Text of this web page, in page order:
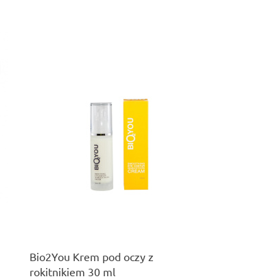
Bio2You Krem pod oczy z
rokitnikiem 30 ml